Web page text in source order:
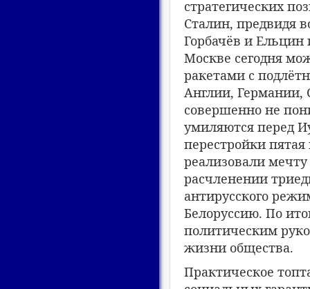
стратегических
Сталин, предвидя
Горбачёв и Ельцин
Москве сегодня
ракетами с
Англии, Германии,
совершенно не
умиляются перед
перестройки
реализовали
расчленении
антирусского
Белоруссию. По
политическим
жизни общества.
Практическое